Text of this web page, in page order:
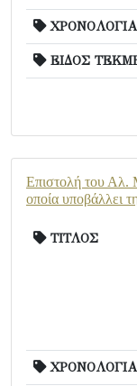
ΧΡΟΝΟΛΟΓΙΑ
ΕΙΔΟΣ
Επιστολή του Αλ.
οποία υποβάλλει
ΤΙΤΛΟΣ
ΧΡΟΝΟΛΟΓΙΑ